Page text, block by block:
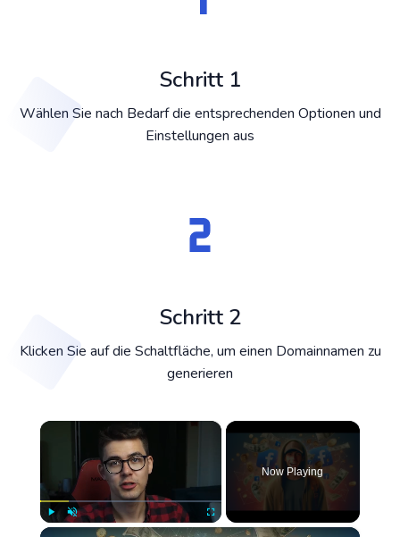
Schritt 1
Wählen Sie nach Bedarf die entsprechenden Optionen und
Einstellungen aus
Schritt 2
Klicken Sie auf die Schaltfläche, um einen Domainnamen zu
generieren
×
Fullscreen
Now Playing
×